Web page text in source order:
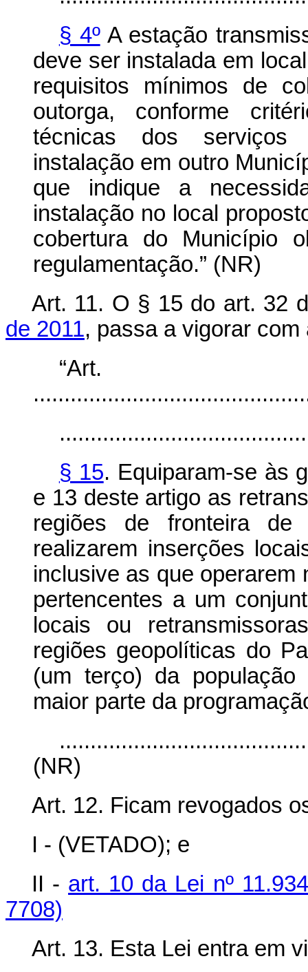
§ 4ºA estação
deve ser instalada em
requisitos mínimos de
outorga, conforme
técnicas dos serviços
instalação em outro
que indique a
instalação no local
cobertura do Município
regulamentação.” (NR)
Art. 11. O § 15 do art. 32
de 2011, passa a vigorar
§ 15. Equiparam-se às
e 13 deste artigo as
regiões de fronteira de
realizarem inserções
inclusive as que operarem
pertencentes a um
locais ou
regiões geopolíticas do
(um terço) da
maior parte da
(NR)
Art. 12. Ficam revogados
I - (VETADO); e
II - art. 10 da Lei nº
7708)
Art. 13. Esta Lei entra em